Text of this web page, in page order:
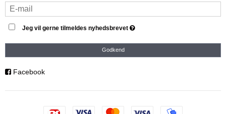
Jeg vil gerne tilmeldes nyhedsbrevet
Godkend
Facebook